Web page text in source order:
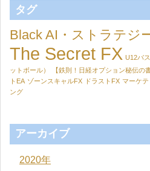
タグ
Black AI・ストラテジ
The Secret FX U12バ
ットボール）
【鉄則！日経オプション秘伝の書
トEA ゾーンスキャルFX ドラストFX マーケテ
ング
アーカイブ
2020年